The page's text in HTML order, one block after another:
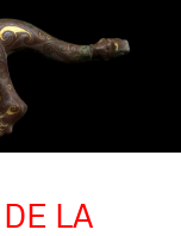
LA